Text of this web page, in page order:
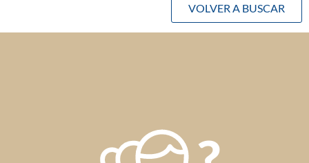
VOLVER A BUSCAR